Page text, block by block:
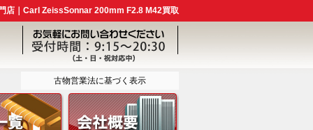
店｜Carl ZeissSonnar 200mm F2.8 M42買取
古物営業法に基づく表示